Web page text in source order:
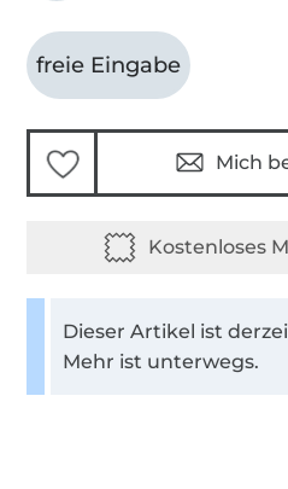
freie Eingabe
Mich
Dieser Artikel ist
Mehr ist unterwegs.